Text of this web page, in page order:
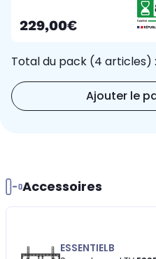
229,00€
Total du pack (4 articles) :
Ajouter le
Accessoires
ESSENTIELB